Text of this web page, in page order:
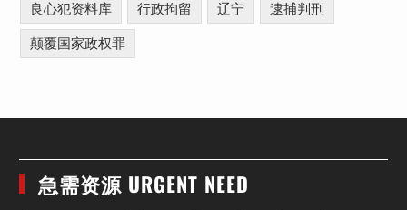
良心犯资料库 行政拘留 辽宁 逮捕判刑
颠覆国家政权罪
急需资源 URGENT NEED